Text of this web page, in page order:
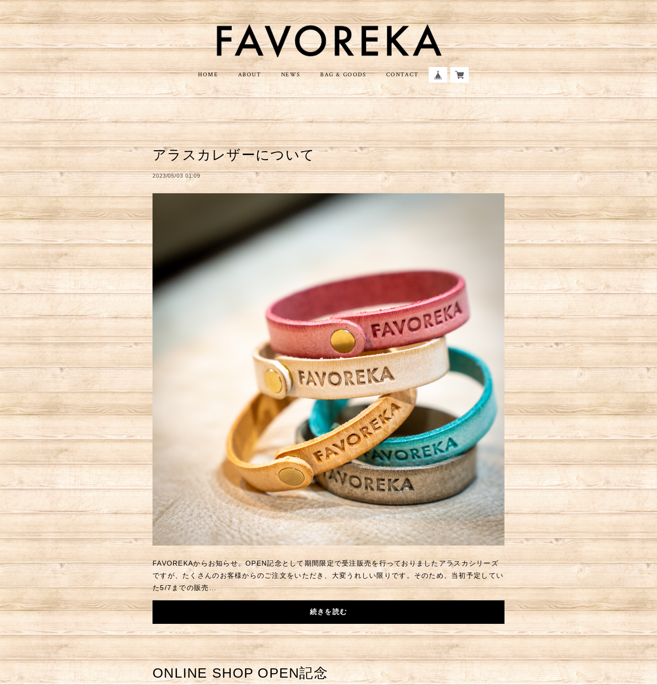
HOME ABOUT NEWS BAG & GOODS CONTACT
アラスカレザーについて
2023/05/03 01:09
FAVOREKAからお知らせ。OPEN記念として期間限定で受注販売を行っておりましたアラスカシリーズ
ですが、たくさんのお客様からのご注文をいただき、大変うれしい限りです。そのため、当初予定してい
た5/7までの販売...
続きを読む
ONLINE SHOP OPEN記念